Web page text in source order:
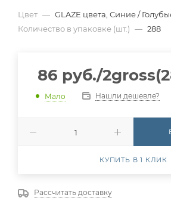
Цвет — GLAZE цвета, Синие /
Количество в упаковке (шт.) — 288
86 руб./
Мало Нашли дешевле?
КУПИТЬ В 1 КЛИК
Рассчитать доставку